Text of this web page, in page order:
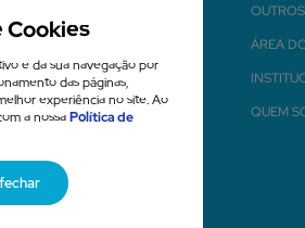
ÁREA
QUEM
Cookies
e da sua navegação por
das páginas,
experiência no site. Ao
a nossaPolítica de